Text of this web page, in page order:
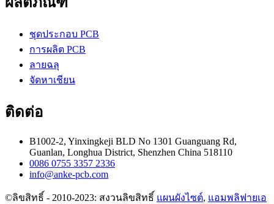
ชุดประกอบ PCB
การผลิต PCB
ลายฉลุ
จัดหาเชียน
ติดต่อ
B1002-2, Yinxingkeji BLD No 1301 Guanguang Rd,
Guanlan, Longhua District, Shenzhen China 518110
0086 0755 3357 2336
info@anke-pcb.com
©ลิขสิทธิ์ - 2010-2023: สงวนลิขสิทธิ์ แผนผังไซต์, แอมพลิฟายเอ